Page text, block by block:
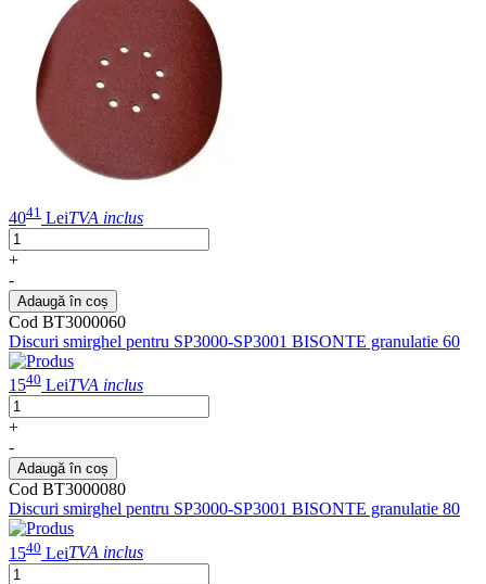
4041 LeiTVA inclus
+
-
Adaugă în coș
Cod BT3000060
Discuri smirghel pentru SP3000-SP3001 BISONTE granulatie 60
1540 LeiTVA inclus
+
-
Adaugă în coș
Cod BT3000080
Discuri smirghel pentru SP3000-SP3001 BISONTE granulatie 80
1540 LeiTVA inclus